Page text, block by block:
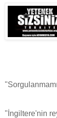
"İngiltere'nin